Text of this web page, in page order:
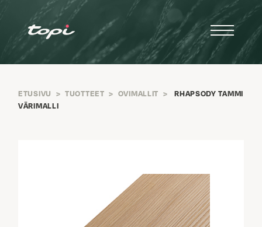
ETUSIVU > TUOTTEET > OVIMALLIT >
RHAPSODY TAMMI
VÄRIMALLI